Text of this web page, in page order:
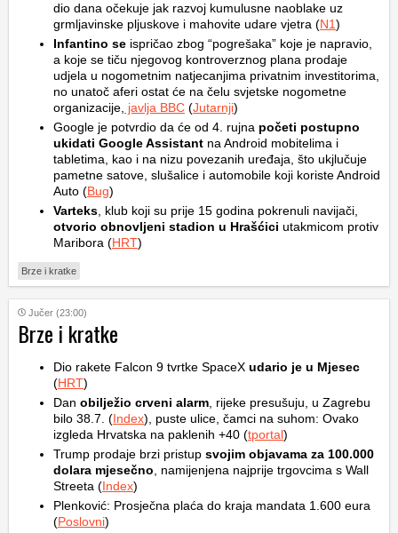
dio dana očekuje jak razvoj kumulusne naoblake uz
grmljavinske pljuskove i mahovite udare vjetra (N1)
Infantino se ispričao zbog “pogrešaka” koje je napravio,
a koje se tiču njegovog kontroverznog plana prodaje
udjela u nogometnim natjecanjima privatnim investitorima,
no unatoč aferi ostat će na čelu svjetske nogometne
organizacije, javlja BBC (Jutarnji)
Google je potvrdio da će od 4. rujna početi postupno
ukidati Google Assistant na Android mobitelima i
tabletima, kao i na nizu povezanih uređaja, što ukjlučuje
pametne satove, slušalice i automobile koji koriste Android
Auto (Bug)
Varteks , klub koji su prije 15 godina pokrenuli navijači,
otvorio obnovljeni stadion u Hrašćici utakmicom protiv
Maribora (HRT)
Brze i kratke
Jučer (23:00)
Brze i kratke
Dio rakete Falcon 9 tvrtke SpaceX udario je u Mjesec
(HRT)
Dan obilježio crveni alarm , rijeke presušuju, u Zagrebu
bilo 38.7. (Index), puste ulice, čamci na suhom: Ovako
izgleda Hrvatska na paklenih +40 (tportal)
Trump prodaje brzi pristup svojim objavama za 100.000
dolara mjesečno , namijenjena najprije trgovcima s Wall
Streeta (Index)
Plenković: Prosječna plaća do kraja mandata 1.600 eura
(Poslovni)